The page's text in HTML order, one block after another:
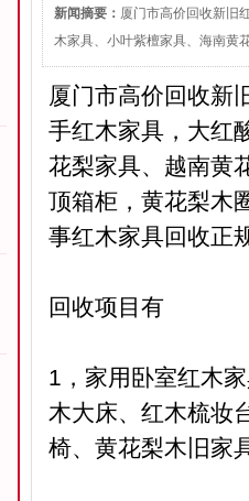
新闻摘要： 厦门市高价回收新旧
木家具、小叶紫檀家具、海南黄
厦门市高价回收新
手红木家具，大红
花梨家具、越南黄
顶箱柜，黄花梨木
事红木家具回收正
回收项目有
1，家用卧室红木
木大床、红木梳妆
椅、黄花梨木旧家